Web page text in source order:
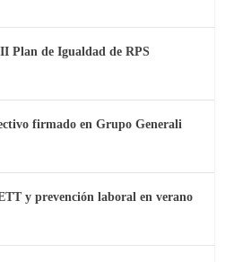
Plan de Igualdad de RPS
firmado en Grupo Generali
y prevención laboral en verano